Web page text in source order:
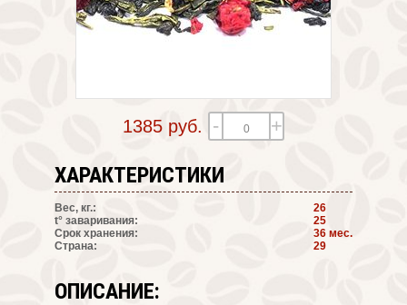
1385 руб. - +
ХАРАКТЕРИСТИКИ
Вес, кг.:
t° заваривания:
Срок хранения:
Страна:
26
25
36 мес.
29
ОПИСАНИЕ: